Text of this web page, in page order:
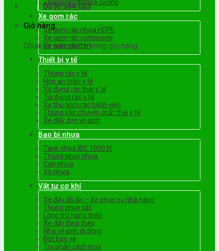
0356 364 023
Giỏ hàng
Chưa có sản phẩm trong giỏ hàng.
Thùng rác đá hoa cương
Xe gom rác
Xe gom rác nhựa HDPE
Xe gom rác composite
Xe gom rác tôn
Thiết bị y tế
Thùng rác y tế
Hộp an toàn y tế
Xô đựng rác thải y tế
Túi đựng rác y tế
Xe thu gom rác bệnh viện
Thùng vận chuyển chất thải y tế
Xe đẩy dọn vệ sinh
Bao bì nhựa
Tank nhựa IBC 1000 lít
Thùng phuy nhựa
Can nhựa
Xô nhựa
Vật tư cơ khí
Xe đẩy đồ ăn – Xe phục vụ nhà hàng
Thùng phuy sắt
Lồng trữ hàng thép
Xe đẩy lồng thép
Nhà vệ sinh di động
Bốt bảo vệ
Trụ phân cách Inox